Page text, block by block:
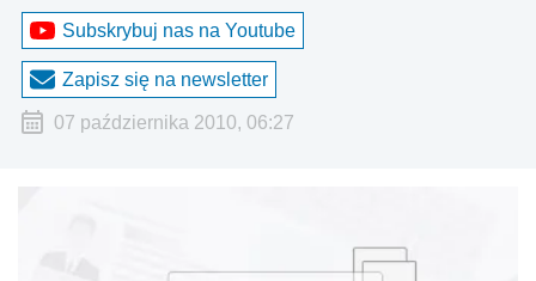
Subskrybuj nas na Youtube
Zapisz się na newsletter
07 października 2010, 06:27